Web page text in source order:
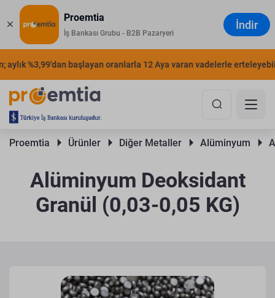
Proemtia
İş Bankası Grubu - B2B Pazaryeri
İndir
%3,99'dan başlayan oranlarla 12 Aya varan vadelerle
Proemtia Ürünler Diğer Metaller Alüminyum
Alüminyum Deoksidant
Granül (0,03-0,05 KG)